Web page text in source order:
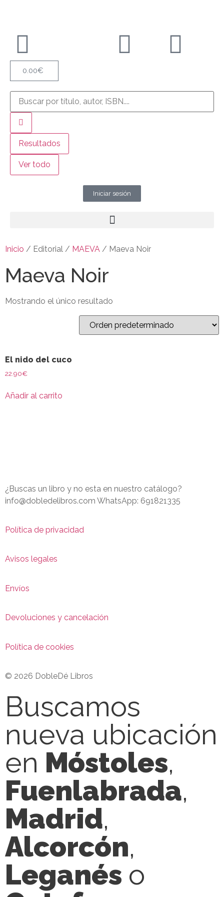
0.00€
Resultados
Ver todo
Iniciar sesión
Inicio / Editorial / MAEVA / Maeva Noir
Maeva Noir
Mostrando el único resultado
El nido del cuco
22.90€
Añadir al carrito
¿Buscas un libro y no esta en nuestro catálogo?
info@dobledelibros.com WhatsApp: 691821335
Política de privacidad
Avisos legales
Envíos
Devoluciones y cancelación
Política de cookies
© 2026 DobleDé Libros
Buscamos
nueva ubicación
en Móstoles,
Fuenlabrada,
Madrid,
Alcorcón,
Leganés o